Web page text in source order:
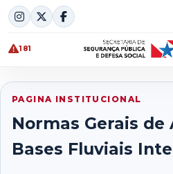
Skip
to
content
181
PAGINA INSTITUCIONAL
Normas Gerais de
Bases Fluviais